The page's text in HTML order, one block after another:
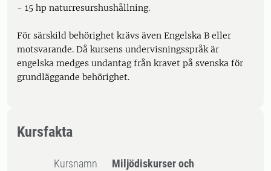
- 15 hp naturresurshushållning.
För särskild behörighet krävs även Engelska B eller
motsvarande. Då kursens undervisningsspråk är
engelska medges undantag från kravet på svenska för
grundläggande behörighet.
Kursfakta
Kursnamn
Miljödiskurser och